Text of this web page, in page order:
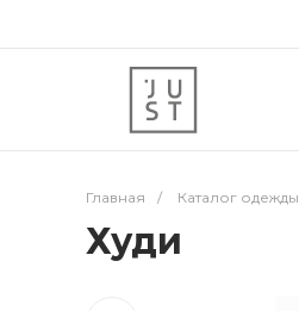
Главная / Каталог одежды
Худи